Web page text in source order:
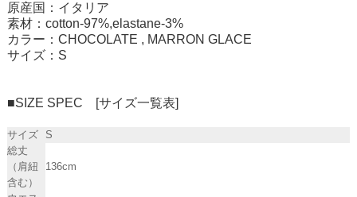
原産国：イタリア
素材：cotton-97%,elastane-3%
カラー：CHOCOLATE , MARRON GLACE
サイズ：S
■SIZE SPEC [サイズ一覧表]
サイズ
S
総丈
（肩紐
含む）
136cm